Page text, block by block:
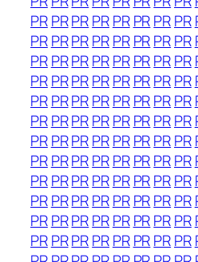
PRPRPRPRPR PRPRPR
PRPRPRPRPR PRPRPR
PRPRPRPRPR PRPRPR
PRPRPRPRPR PRPRPR
PRPRPRPRPR PRPRPR
PRPRPRPRPR PRPRPR
PRPRPRPRPR PRPRPR
PRPRPRPRPR PRPRPR
PRPRPRPRPR PRPRPR
PRPRPRPRPR PRPRPR
PRPRPRPRPR PRPRPR
PRPRPRPRPR PRPRPR